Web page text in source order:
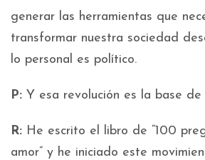
generar las herramientas que
transformar nuestra sociedad
lo personal es político.
P: Y esa revolución es la base
R: He escrito el libro de “100
amor” y he iniciado este